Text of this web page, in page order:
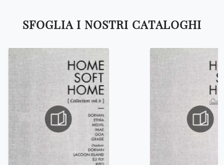
SFOGLIA I NOSTRI CATALOGHI